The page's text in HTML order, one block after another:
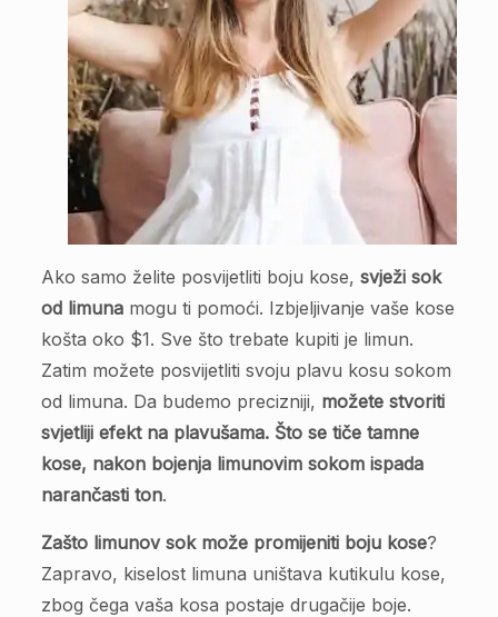
Ako samo želite posvijetliti boju kose, svježi sok
od limunamogu ti pomoći. Izbjeljivanje vaše kose
košta oko $1. Sve što trebate kupiti je limun.
Zatim možete posvijetliti svoju plavu kosu sokom
od limuna. Da budemo precizniji, možete stvoriti
svjetliji efekt na plavušama. Što se tiče tamne
kose, nakon bojenja limunovim sokom ispada
narančasti ton.
Zašto limunov sok može promijeniti boju kose?
Zapravo, kiselost limuna uništava kutikulu kose,
zbog čega vaša kosa postaje drugačije boje.